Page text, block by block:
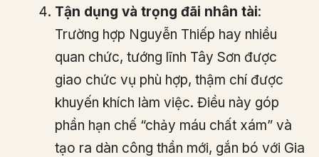
Tận dụng và trọng đãi nhân tài:
Trường hợp Nguyễn Thiếp hay nhiều
quan chức, tướng lĩnh Tây Sơn được
giao chức vụ phù hợp, thậm chí được
khuyến khích làm việc. Điều này góp
phần hạn chế “chảy máu chất xám” và
tạo ra dàn công thần mới, gắn bó với Gia